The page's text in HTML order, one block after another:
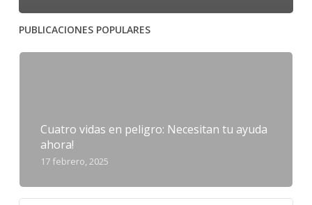
PUBLICACIONES POPULARES
Cuatro vidas en peligro: Necesitan tu ayuda
ahora!
17 febrero, 2025